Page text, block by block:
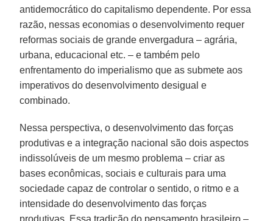
antidemocrático do capitalismo dependente. Por essa
razão, nessas economias o desenvolvimento requer
reformas sociais de grande envergadura – agrária,
urbana, educacional etc. – e também pelo
enfrentamento do imperialismo que as submete aos
imperativos do desenvolvimento desigual e
combinado.
Nessa perspectiva, o desenvolvimento das forças
produtivas e a integração nacional são dois aspectos
indissolúveis de um mesmo problema – criar as
bases econômicas, sociais e culturais para uma
sociedade capaz de controlar o sentido, o ritmo e a
intensidade do desenvolvimento das forças
produtivas. Essa tradição do pensamento brasileiro –